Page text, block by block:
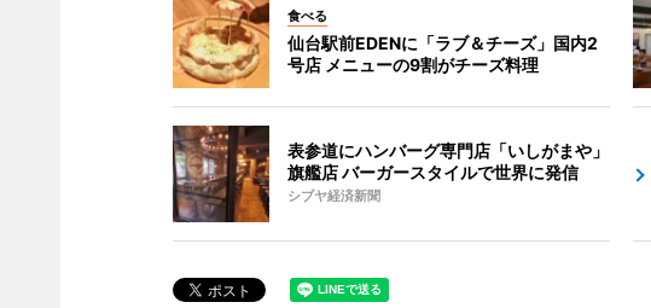
食べる
仙台駅前EDENに「ラブ＆チーズ」国内2
号店 メニューの9割がチーズ料理
表参道にハンバーグ専門店「いしがまや」
旗艦店 バーガースタイルで世界に発信
シブヤ経済新聞